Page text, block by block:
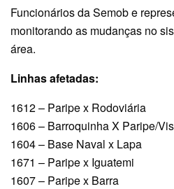
Funcionários da Semob e
monitorando as mudanças no
área.
Linhas afetadas:
1612 – Paripe x Rodoviária
1606 – Barroquinha X Paripe/
1604 – Base Naval x Lapa
1671 – Paripe x Iguatemi
1607 – Paripe x Barra